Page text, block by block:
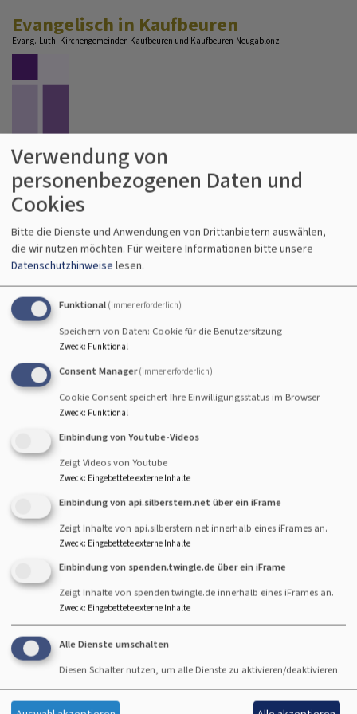
zum
Inhalt
Evangelisch in Kaufbeuren
Evang.-Luth. Kirchengemeinden Kaufbeuren und Kaufbeuren-Neugablonz
Hauptnavigation
Startseite Dreifaltigkeitskirche Kaufbeuren
Kontakte
Newsletter
Newsletter
Newsletter-Anmeldung
Möchten Sie unseren Newsletter erhalten?
Ihre E-Mail* :
Hauptnavigation
Dreifaltigkeitskirche
Begleitung &
Fußbereichsmenü
Verwendung von
personenbezogenen Daten und
Cookies
Bitte die Dienste und Anwendungen von Drittanbietern auswählen,
die wir nutzen möchten. Für weitere Informationen bitte unsere
Datenschutzhinweise lesen.
Funktional (immer erforderlich)
Speichern von Daten: Cookie für die Benutzersitzung
Zweck: Funktional
Consent Manager (immer erforderlich)
Cookie Consent speichert Ihre Einwilligungsstatus im Browser
Zweck: Funktional
Einbindung von Youtube-Videos
Zeigt Videos von Youtube
Zweck: Eingebettete externe Inhalte
Einbindung von api.silberstern.net über ein iFrame
Zeigt Inhalte von api.silberstern.net innerhalb eines iFrames an.
Zweck: Eingebettete externe Inhalte
Einbindung von spenden.twingle.de über ein iFrame
Zeigt Inhalte von spenden.twingle.de innerhalb eines iFrames an.
Zweck: Eingebettete externe Inhalte
Alle Dienste umschalten
Diesen Schalter nutzen, um alle Dienste zu aktivieren/deaktivieren.